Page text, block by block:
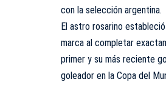
con la selección argentina.
El astro rosarino
marca al completar
primer y su más reciente
goleador en la Copa del